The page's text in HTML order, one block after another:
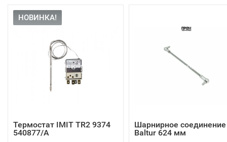
НОВИНКА!
Термостат IMIT TR2 9374
540877/A
Шарнирное соединение
Baltur 624 мм